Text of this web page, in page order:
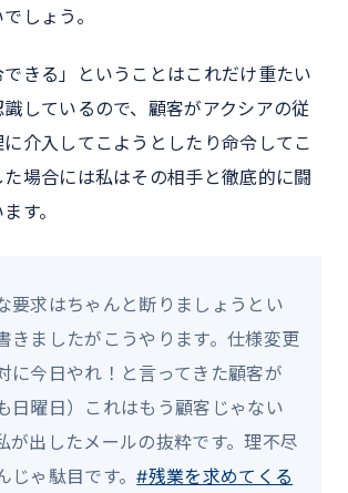
しょう。
できる」ということはこれだけ重たい
しているので、顧客がアクシアの従
介入してこようとしたり命令してこ
場合には私はその相手と徹底的に闘
す。
要求はちゃんと断りましょうとい
きましたがこうやります。仕様変更
に今日やれ！と言ってきた顧客が
日曜日）これはもう顧客じゃない
が出したメールの抜粋です。理不尽
じゃ駄目です。#残業を求めてくる